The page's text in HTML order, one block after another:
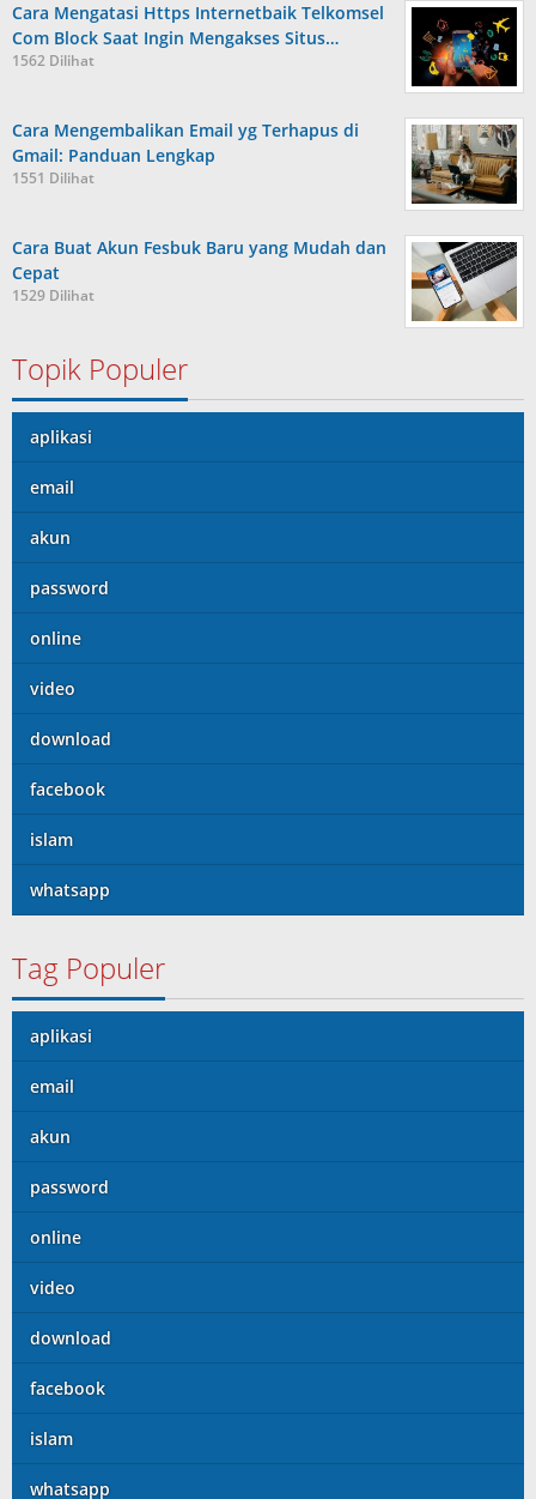
Cara Mengatasi Https Internetbaik Telkomsel
Com Block Saat Ingin Mengakses Situs…
1562 Dilihat
Cara Mengembalikan Email yg Terhapus di
Gmail: Panduan Lengkap
1551 Dilihat
Cara Buat Akun Fesbuk Baru yang Mudah dan
Cepat
1529 Dilihat
Topik Populer
aplikasi
email
akun
password
online
video
download
facebook
islam
whatsapp
Tag Populer
aplikasi
email
akun
password
online
video
download
facebook
islam
whatsapp